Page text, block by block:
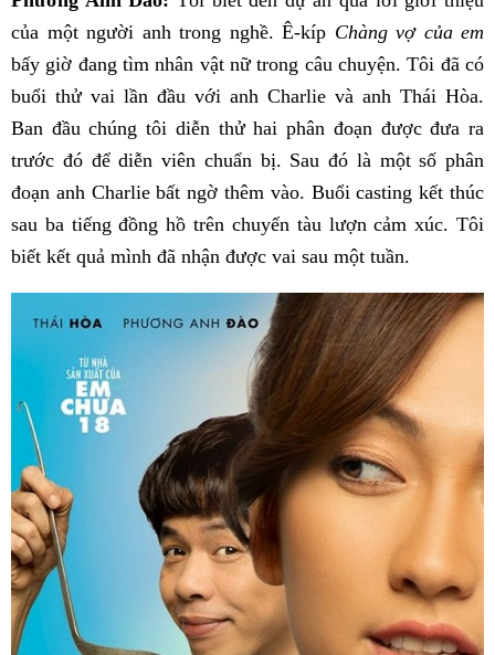
của một người anh trong nghề. Ê-kíp Chàng vợ của em
bấy giờ đang tìm nhân vật nữ trong câu chuyện. Tôi đã có
buổi thử vai lần đầu với anh Charlie và anh Thái Hòa.
Ban đầu chúng tôi diễn thử hai phân đoạn được đưa ra
trước đó để diễn viên chuẩn bị. Sau đó là một số phân
đoạn anh Charlie bất ngờ thêm vào. Buổi casting kết thúc
sau ba tiếng đồng hồ trên chuyến tàu lượn cảm xúc. Tôi
biết kết quả mình đã nhận được vai sau một tuần.